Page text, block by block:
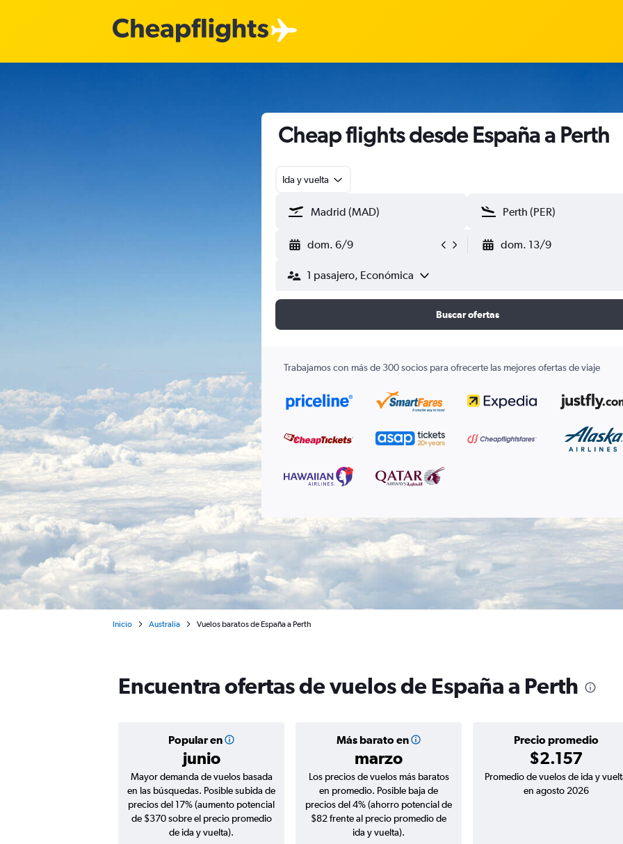
Cheap flights desde España a Perth
Ida y vuelta
dom. 6/9 dom. 13/9
1 pasajero, Económica
Buscar ofertas
Trabajamos con más de 300 socios para ofrecerte las mejores ofertas de viaje
Inicio Australia Vuelos baratos de España a Perth
Encuentra ofertas de vuelos de España a Perth
Popular en
junio
Más barato en
marzo
Precio promedio
$2.157
Mayor demanda de vuelos basada
en las búsquedas. Posible subida de
precios del 17% (aumento potencial
de $370 sobre el precio promedio
de ida y vuelta).
Los precios de vuelos más baratos
en promedio. Posible baja de
precios del 4% (ahorro potencial de
$82 frente al precio promedio de
ida y vuelta).
Promedio de vuelos de ida y
en agosto 2026